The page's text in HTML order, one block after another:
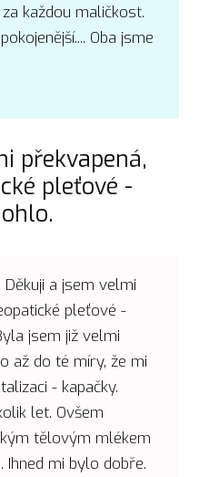
každou maličkost.
Oba jsme
překvapená,
pleťové -
a jsem velmi
pleťové -
jsem již velmi
až do té míry, že mi
- kapačky.
let. Ovšem
tělovým mlékem
Ihned mi bylo dobře.